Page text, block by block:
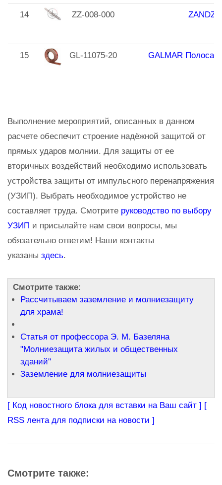
14 ZZ-008-000 ZANDZ
15 GL-11075-20 GALMAR Полоса
Выполнение мероприятий, описанных в данном
расчете обеспечит строение надёжной защитой от
прямых ударов молнии. Для защиты от ее
вторичных воздействий необходимо использовать
устройства защиты от импульсного перенапряжения
(УЗИП). Выбрать необходимое устройство не
составляет труда. Смотрите руководство по выбору
УЗИП и присылайте нам свои вопросы, мы
обязательно ответим! Наши контакты
указаны здесь.
Смотрите также:
Рассчитываем заземление и молниезащиту
для храма!
Статья от профессора Э. М. Базеляна
"Молниезащита жилых и общественных
зданий"
Заземление для молниезащиты
[ Код новостного блока для вставки на Ваш сайт ] [
RSS лента для подписки на новости ]
Смотрите также: